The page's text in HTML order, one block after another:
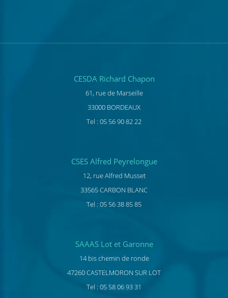
CESDA Richard Chapon
61, rue de Marseille
33000 BORDEAUX
Tel : 05 56 90 82 22
CSES Alfred Peyrelongue
12, rue Alfred Musset
33565 CARBON BLANC
Tel : 05 56 38 85 85
SAAAS Lot et Garonne
14 bis chemin de ronde
47260 CASTELMORON SUR LOT
Tel : 05 58 06 93 31